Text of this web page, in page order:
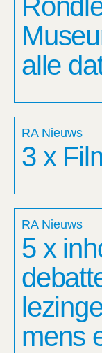
alle
RA Nieuws
3 x
RA Nieuws
5 x
mens